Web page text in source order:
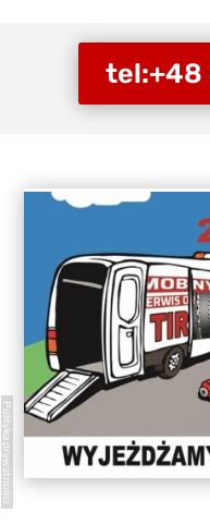
tel:+48
Polityka prywatności